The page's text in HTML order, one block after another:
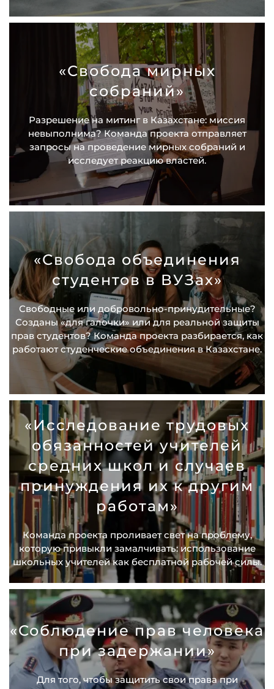
«Свобода мирных
собраний»
Разрешение на митинг в Казахстане: миссия
невыполнима? Команда проекта отправляет
запросы на проведение мирных собраний и
исследует реакцию властей.
«Свобода объединения
студентов в ВУЗах»
Свободные или добровольно-принудительные?
Созданы «для галочки» или для реальной защиты
прав студентов? Команда проекта разбирается, как
работают студенческие объединения в Казахстане.
«Исследование трудовых
обязанностей учителей
средних школ и случаев
принуждения их к другим
работам»
Команда проекта проливает свет на проблему,
которую привыкли замалчивать: использование
школьных учителей как бесплатной рабочей силы.
«Соблюдение прав человека
при задержании»
Для того, чтобы защитить свои права при